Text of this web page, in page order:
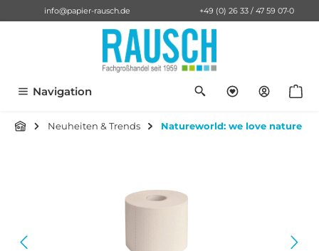
springen
info@papier-rausch.de +49 (0) 26 33 / 47 59 07-0
Navigation Du hast 0
Neuheiten & Trends Natureworld: we love nature